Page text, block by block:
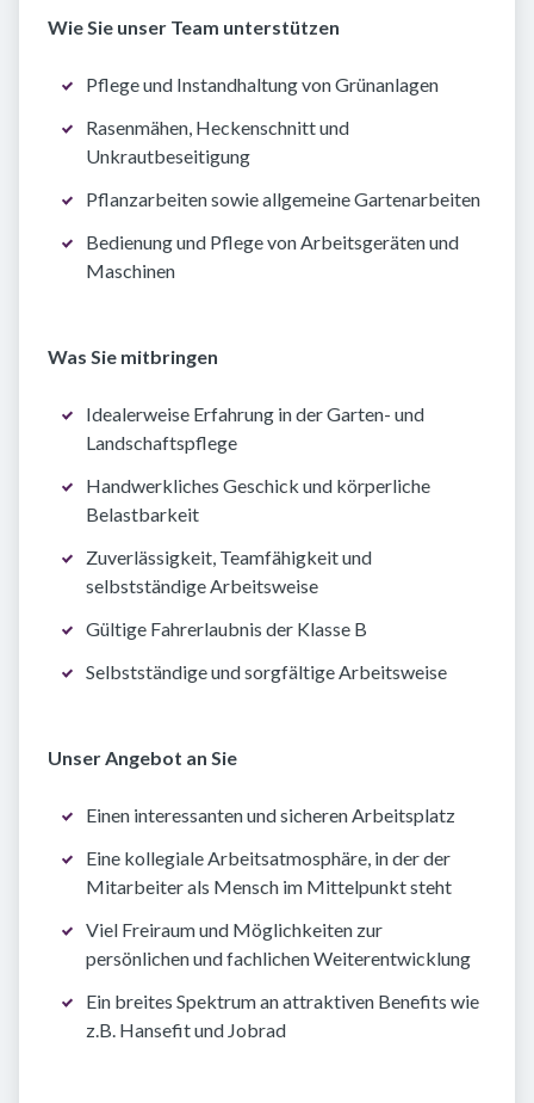
Wie Sie unser Team unterstützen
Pflege und Instandhaltung von Grünanlagen
Rasenmähen, Heckenschnitt und
Unkrautbeseitigung
Pflanzarbeiten sowie allgemeine Gartenarbeiten
Bedienung und Pflege von Arbeitsgeräten und
Maschinen
Was Sie mitbringen
Idealerweise Erfahrung in der Garten- und
Landschaftspflege
Handwerkliches Geschick und körperliche
Belastbarkeit
Zuverlässigkeit, Teamfähigkeit und
selbstständige Arbeitsweise
Gültige Fahrerlaubnis der Klasse B
Selbstständige und sorgfältige Arbeitsweise
Unser Angebot an Sie
Einen interessanten und sicheren Arbeitsplatz
Eine kollegiale Arbeitsatmosphäre, in der der
Mitarbeiter als Mensch im Mittelpunkt steht
Viel Freiraum und Möglichkeiten zur
persönlichen und fachlichen Weiterentwicklung
Ein breites Spektrum an attraktiven Benefits wie
z.B. Hansefit und Jobrad